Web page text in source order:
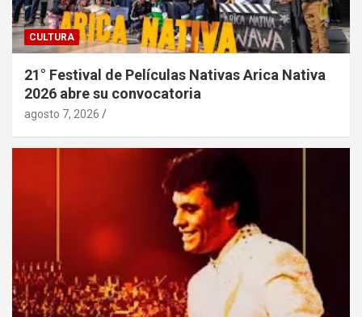
CULTURA
21° Festival de Películas Nativas Arica Nativa
2026 abre su convocatoria
agosto 7, 2026